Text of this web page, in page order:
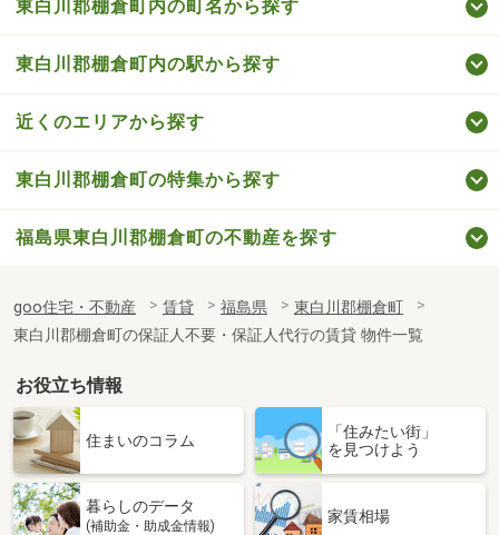
東白川郡棚倉町内の町名から探す
東白川郡棚倉町内の駅から探す
近くのエリアから探す
東白川郡棚倉町の特集から探す
福島県東白川郡棚倉町の不動産を探す
goo住宅・不動産 賃貸 福島県
東白川郡棚倉町
東白川郡棚倉町の保証人不要・保証人代行の賃貸 物件一覧
お役立ち情報
住まいのコラム
「住みたい街」
を見つけよう
暮らしのデータ
(補助金・助成金情報)
家賃相場